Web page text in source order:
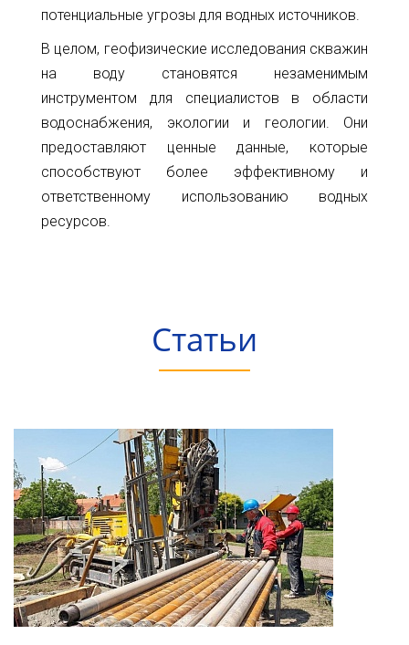
потенциальные угрозы для водных источников.
В целом, геофизические исследования скважин
на воду становятся незаменимым
инструментом для специалистов в области
водоснабжения, экологии и геологии. Они
предоставляют ценные данные, которые
способствуют более эффективному и
ответственному использованию водных
ресурсов.
Статьи